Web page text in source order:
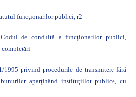
funcţionarilor publici, r2
de conduită a funcţionarilor publici,
completări
1995 privind procedurile de transmitere fără
aparţinând instituţiilor publice, cu